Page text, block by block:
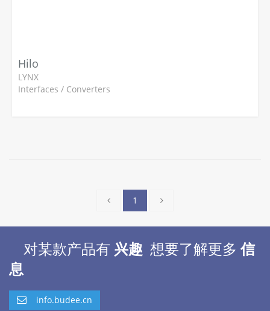
Hilo
LYNX
Interfaces / Converters
1
对某款产品有 兴趣 想要了解更多信
息
info.budee.cn